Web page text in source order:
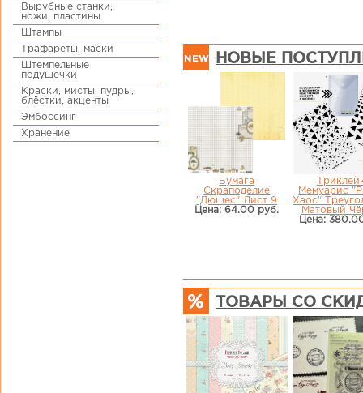
Вырубные станки,
ножи, пластины
Штампы
Трафареты, маски
Штемпельные
подушечки
Краски, мисты, пудры,
блёстки, акценты
Эмбоссинг
Хранение
НОВЫЕ
Бумага
Скраподелие
"Дюшес" Лист 9
Цена: 64.00 руб.
Мемуарис
Хаос"
Матовый
Цена:
ТОВАРЫ СО